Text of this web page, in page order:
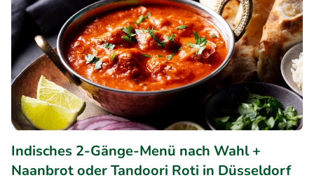
Indisches 2-Gänge-Menü nach Wahl +
Naanbrot oder Tandoori Roti in Düsseldorf